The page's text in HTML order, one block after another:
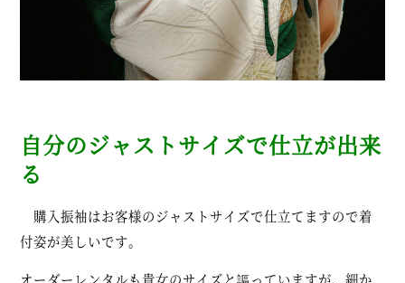
自分のジャストサイズで仕立が出来
る
購入振袖はお客様のジャストサイズで仕立てますので着
付姿が美しいです。
オーダーレンタルも貴女のサイズと謳っていますが、細か